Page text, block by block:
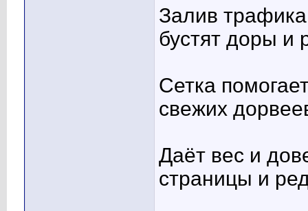
Залив
бустят доры и
Сетка
свежих
Даёт вес и
страницы и